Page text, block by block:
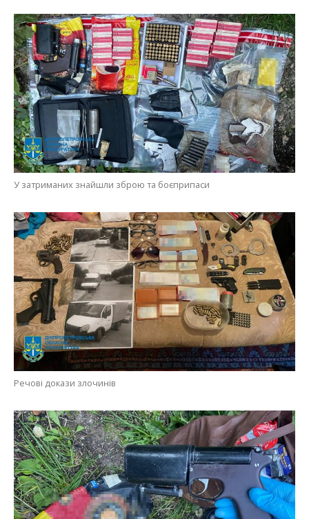
У затриманих знайшли зброю та боєприпаси
Речові докази злочинів